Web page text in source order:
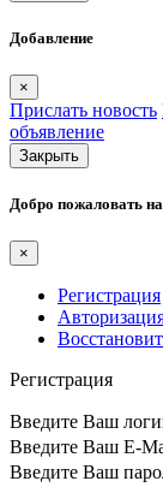
Добавление
×
Прислать новость
объявление
Закрыть
Добро пожаловать на
×
Регистрация
Регистрация
Введите Ваш
Введите Ваш E-
Введите Ваш